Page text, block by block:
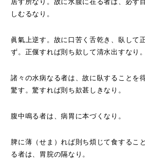
しむるなり。
眞氣上逆す。故に口苦く舌乾き、臥して
ず。正偃すれば則ち欬して清水出すなり。
諸々の水病なる者は、故に臥することを
驚す。驚すれば則ち欬甚しきなり。
腹中鳴る者は、病胃に本づくなり。
脾に薄（せま）れば則ち煩じて食するこ
る者は、胃脘の隔なり。